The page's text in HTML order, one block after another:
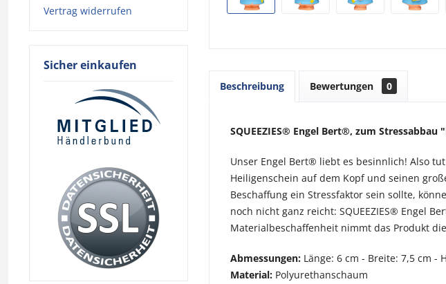
Vertrag widerrufen
Sicher einkaufen
Beschreibung Bewertungen 0
SQUEEZIES® Engel Bert®, zum
Unser Engel Bert® liebt es besinnlich! Also
Heiligenschein auf dem Kopf und seinen
Beschaffung ein Stressfaktor sein sollte,
noch nicht ganz reicht: SQUEEZIES® Engel
Materialbeschaffenheit nimmt das Produkt
Abmessungen: Länge: 6 cm - Breite: 7,5 cm -
Material: Polyurethanschaum